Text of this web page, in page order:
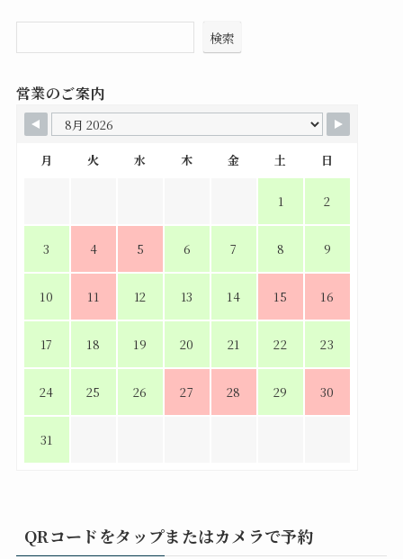
検索
営業のご案内
月 火 水 木 金 土 日
1 2
3 4 5 6 7 8 9
10 11 12 13 14 15 16
17 18 19 20 21 22 23
24 25 26 27 28 29 30
31
QRコードをタップまたはカメラで予約